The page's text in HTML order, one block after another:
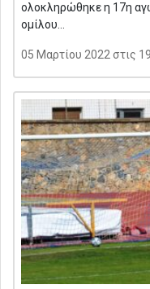
ολοκληρώθηκε η 17η
ομίλου…
05 Μαρτίου 2022 στις